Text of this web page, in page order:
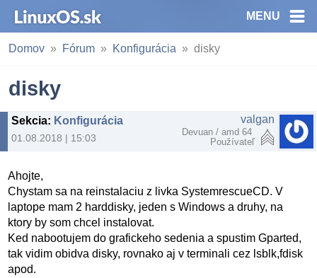
MENU
Domov Fórum Konfigurácia disky
disky
Sekcia: Konfigurácia
01.08.2018 | 15:03
valgan
Devuan / amd 64
Používateľ
Ahojte,
Chystam sa na reinstalaciu z livka SystemrescueCD. V
laptope mam 2 harddisky, jeden s Windows a druhy, na
ktory by som chcel instalovat.
Ked nabootujem do grafickeho sedenia a spustim Gparted,
tak vidim obidva disky, rovnako aj v terminali cez lsblk,fdisk
apod.